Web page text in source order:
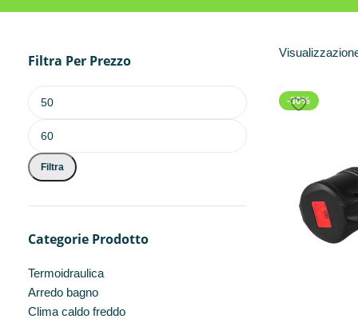
Filtra Per Prezzo
Filtra
Categorie Prodotto
Termoidraulica
Arredo bagno
Clima caldo freddo
-30%